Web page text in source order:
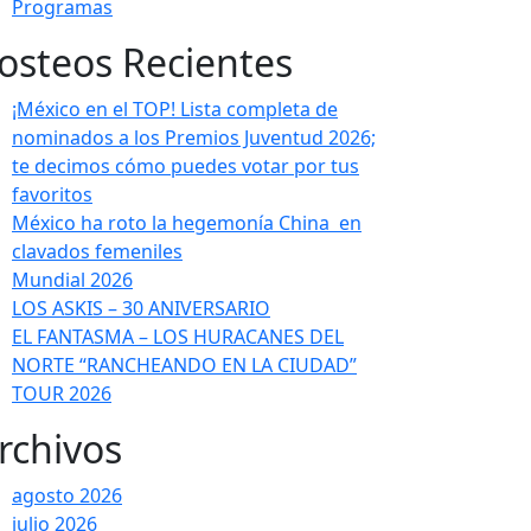
Programas
Recientes
¡México en el TOP! Lista completa de
nominados a los Premios Juventud 2026;
te decimos cómo puedes votar por tus
favoritos
México ha roto la hegemonía China en
clavados femeniles
Mundial 2026
LOS ASKIS – 30 ANIVERSARIO
EL FANTASMA – LOS HURACANES DEL
NORTE “RANCHEANDO EN LA CIUDAD”
TOUR 2026
agosto 2026
julio 2026